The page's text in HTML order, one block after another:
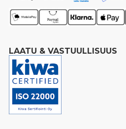
LAATU & VASTUULLISUUS